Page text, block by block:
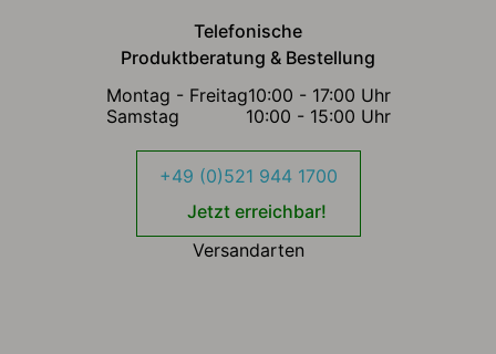
Telefonische
Produktberatung & Bestellung
Montag - Freitag10:00 - 17:00 Uhr
Samstag
10:00 - 15:00 Uhr
+49 (0)521 944 1700
Jetzt erreichbar!
Versandarten